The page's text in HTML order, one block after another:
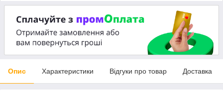
Опис Характеристики Відгуки про товар Доставка